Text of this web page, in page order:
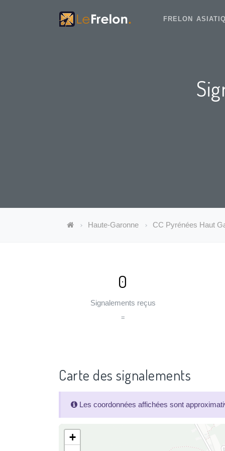
FRELON
Haute-Garonne CC Pyrénées Haut
0
Signalements reçus
=
Carte des signalements
Les coordonnées affichées sont
+